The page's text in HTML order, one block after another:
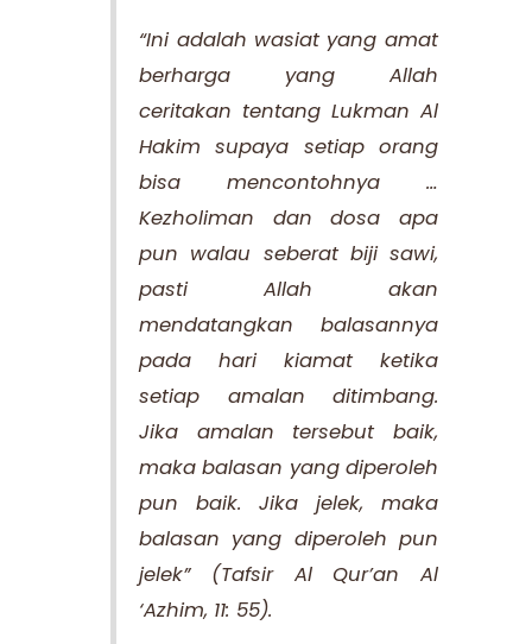
“Ini adalah wasiat yang amat
berharga yang Allah
ceritakan tentang Lukman Al
Hakim supaya setiap orang
bisa mencontohnya …
Kezholiman dan dosa apa
pun walau seberat biji sawi,
pasti Allah akan
mendatangkan balasannya
pada hari kiamat ketika
setiap amalan ditimbang.
Jika amalan tersebut baik,
maka balasan yang diperoleh
pun baik. Jika jelek, maka
balasan yang diperoleh pun
jelek” (Tafsir Al Qur’an Al
‘Azhim, 11: 55).